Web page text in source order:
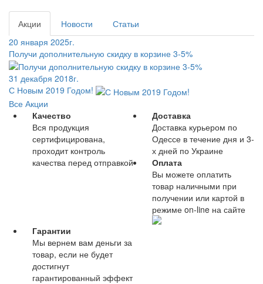
Акции Новости
Статьи
20 января 2025г.
Получи дополнительную скидку в корзине 3-5%
31 декабря 2018г.
С Новым 2019 Годом!
Все Акции
Качество
Вся продукция
сертифицирована,
проходит контроль
качества перед отправкой
Доставка
Доставка курьером по
Одессе в течение дня и 3-
х дней по Украине
Оплата
Вы можете оплатить
товар наличными при
получении или картой в
режиме on-line на сайте
Гарантии
Мы вернем вам деньги за
товар, если не будет
достигнут
гарантированный эффект